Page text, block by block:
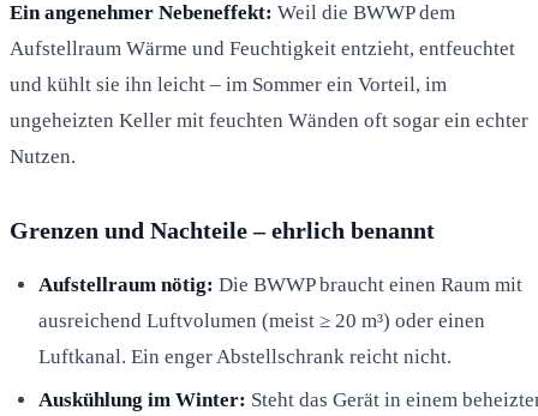
Ein angenehmer Nebeneffekt: Weil die BWWP dem
Aufstellraum Wärme und Feuchtigkeit entzieht, entfeuchtet
und kühlt sie ihn leicht – im Sommer ein Vorteil, im
ungeheizten Keller mit feuchten Wänden oft sogar ein echter
Nutzen.
Grenzen und Nachteile – ehrlich benannt
Aufstellraum nötig: Die BWWP braucht einen Raum mit
ausreichend Luftvolumen (meist ≥ 20 m³) oder einen
Luftkanal. Ein enger Abstellschrank reicht nicht.
Auskühlung im Winter: Steht das Gerät in einem